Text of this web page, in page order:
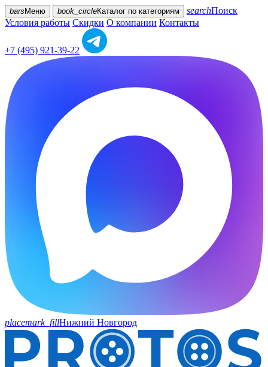
bars Меню book_circleКаталог по категориям searchПоиск
Условия работы Скидки О компании Контакты
+7 (495) 921-39-22
placemark_fillНижний Новгород